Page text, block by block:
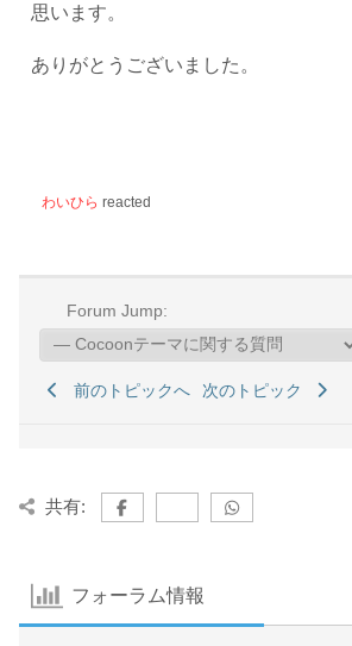
思います。
ありがとうございました。
わいひら reacted
Forum Jump:
前のトピックへ 次のトピック
共有:
フォーラム情報